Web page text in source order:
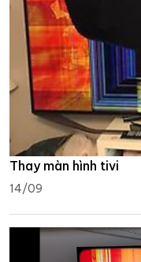
Thay màn hình tivi
14/09